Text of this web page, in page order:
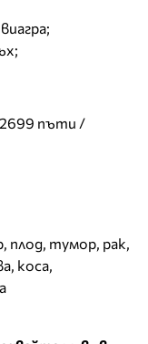
2699 пъти /
, плод, тумор, рак,
, коса,